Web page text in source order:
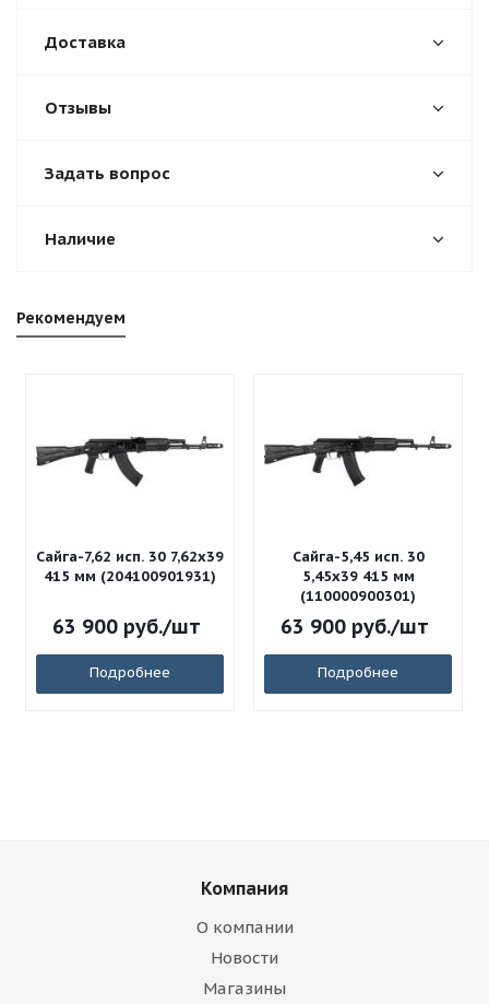
Доставка
Отзывы
Задать вопрос
Наличие
Рекомендуем
Сайга-7,62 исп. 30 7,62x39
415 мм (204100901931)
63 900руб./шт
Подробнее
Сайга-5,45 исп. 30
5,45x39 415 мм
(110000900301)
63 900руб./шт
Подробнее
Компания
О компании
Новости
Магазины